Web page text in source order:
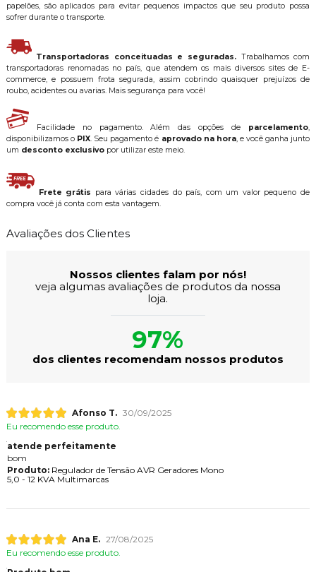
papelões, são aplicados para evitar pequenos impactos que seu produto possa
sofrer durante o transporte.
Transportadoras conceituadas e seguradas. Trabalhamos com
transportadoras renomadas no país, que atendem os mais diversos sites de E-
commerce, e possuem frota segurada, assim cobrindo quaisquer prejuízos de
roubo, acidentes ou avarias. Mais segurança para você!
Facilidade no pagamento. Além das opções de parcelamento
disponibilizamos o PIX . Seu pagamento é aprovado na hora, e você ganha junto
um desconto exclusivopor utilizar este meio.
Frete grátis para várias cidades do país, com um valor pequeno de
compra você já conta com esta vantagem.
Avaliações dos Clientes
Nossos clientes falam por nós!
veja algumas avaliações de produtos da nossa
loja.
97%
dos clientes recomendam nossos produtos
Afonso T. 30/09/2025
Eu recomendo esse produto.
atende perfeitamente
bom
Produto:Regulador de Tensão AVR Geradores Mono
5,0 - 12 KVA Multimarcas
Ana E. 27/08/2025
Eu recomendo esse produto.